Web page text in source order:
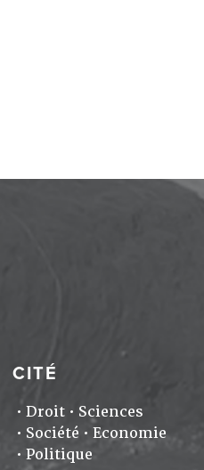
CITÉ
Droit
Sciences
Société
Economie
Politique